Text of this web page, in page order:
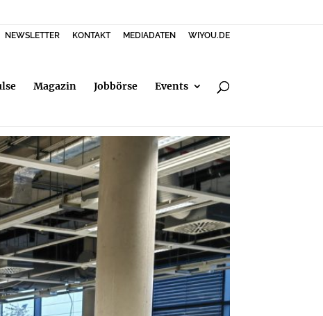
NEWSLETTER KONTAKT MEDIADATEN WIYOU.DE
Magazin Jobbörse Events